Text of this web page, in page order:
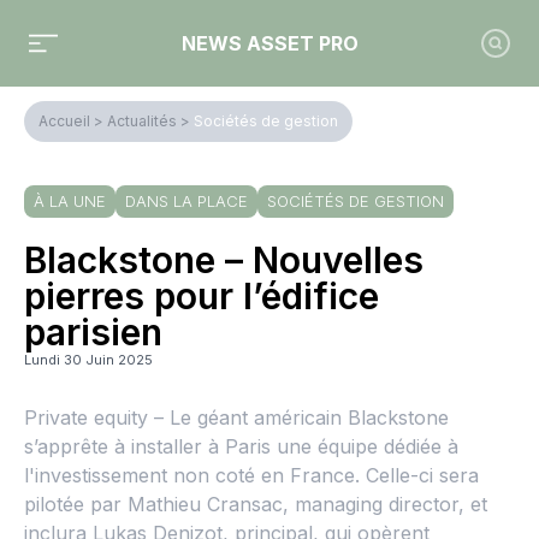
NEWS ASSET PRO
Accueil > Actualités > Sociétés de gestion
À LA UNE DANS LA PLACE SOCIÉTÉS DE GESTION
Blackstone – Nouvelles
pierres pour l’édifice
parisien
Lundi 30 Juin 2025
Private equity – Le géant américain Blackstone
s’apprête à installer à Paris une équipe dédiée à
l'investissement non coté en France. Celle-ci sera
pilotée par Mathieu Cransac, managing director, et
inclura Lukas Denizot, principal, qui opèrent